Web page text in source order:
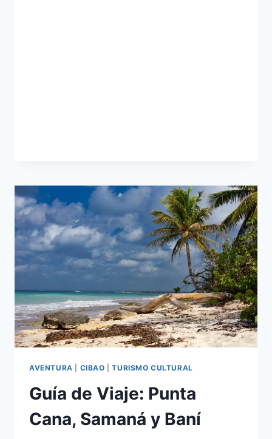
AVENTURA CIBAO |TURISMO CULTURAL
Guía de Viaje: Punta
Cana, Samaná y Baní